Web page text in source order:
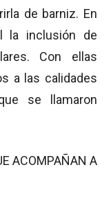
de barniz. En
la inclusión de
Con ellas
a las calidades
se llamaron
ACOMPAÑAN A